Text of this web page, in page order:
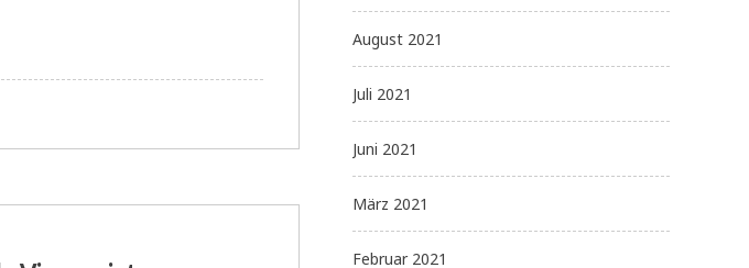
August 2021
Juli 2021
Juni 2021
März 2021
Februar 2021